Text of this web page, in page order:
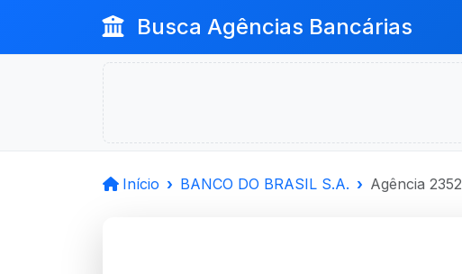
Busca Agências Bancárias
Início BANCO DO BRASIL S.A. Agência 2352